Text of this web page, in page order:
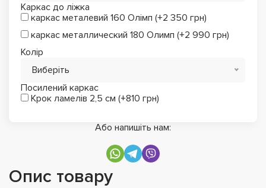
Каркас до ліжка
каркас металевий 160 Олімп (+2 350 грн)
каркас металлический 180 Олимп (+2 990 грн)
Колір
Виберіть
Посилений каркас
Крок ламелів 2,5 см (+810 грн)
Або напишіть нам:
Опис товару